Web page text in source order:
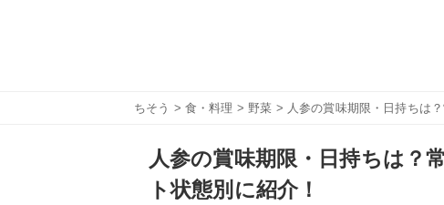
ちそう > 食・料理 > 野菜 > 人参の賞味期限・日持ちは
人参の賞味期限・日持ちは？
ト状態別に紹介！